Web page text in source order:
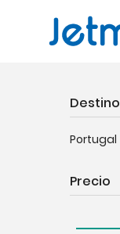
Destino
Portugal
Precio